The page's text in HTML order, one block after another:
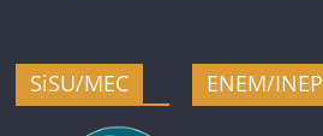
SiSU/MEC ENEM/INEP